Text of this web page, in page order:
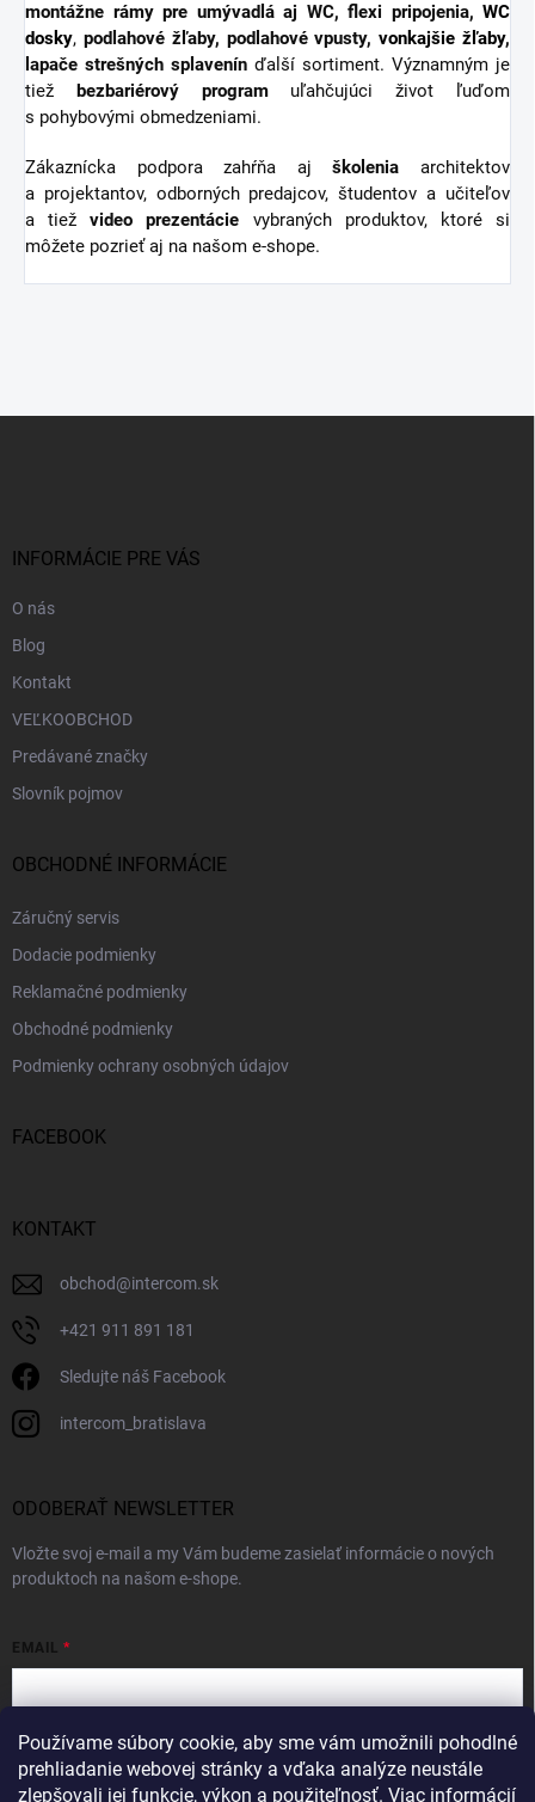
Používame súbory cookie, aby sme vám umožnili pohodlné
prehliadanie webovej stránky a vďaka analýze neustále
zlepšovali jej funkcie, výkon a použiteľnosť. Viac informácií
montážne rámy pre umývadlá aj WC, flexi pripojenia, WC
dosky, podlahové žľaby, podlahové vpusty,vonkajšie žľaby,
lapače strešných splavenín ďalší sortiment. Významným je
tiež
bezbariérový programuľahčujúci život ľuďom
s pohybovými obmedzeniami.
Zákaznícka podpora zahŕňa ajškolenia architektov
a projektantov, odborných predajcov, študentov a učiteľov
a tiežvideo prezentácie vybraných produktov, ktoré si
môžete pozrieť aj na našom e-shope.
INFORMÁCIE PRE VÁS
O nás
Blog
Kontakt
VEĽKOOBCHOD
Predávané značky
Slovník pojmov
OBCHODNÉ INFORMÁCIE
Záručný servis
Dodacie podmienky
Reklamačné podmienky
Obchodné podmienky
Podmienky ochrany osobných údajov
FACEBOOK
KONTAKT
obchod@intercom.sk
+421 911 891 181
Sledujte náš Facebook
intercom_bratislava
ODOBERAŤ NEWSLETTER
Vložte svoj e-mail a my Vám budeme zasielať informácie o nových
produktoch na našom e-shope.
EMAIL
Vložením e-mailu súhlasíte spodmienkami ochrany osobných údajov